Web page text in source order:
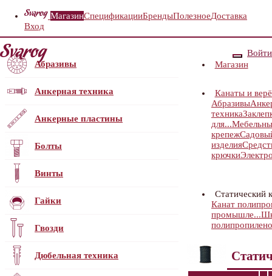
МагазинСпецификацииБрендыПолезноеДоставка
Вход
Войти
Абразивы
Анкерная техника
Анкерные пластины
Болты
Винты
Гайки
Гвозди
Дюбельная техника
Магазин
Канаты и
Абразивы
техника
для...
крепеж
изделия
крючки
Статический
Канат
промышле...